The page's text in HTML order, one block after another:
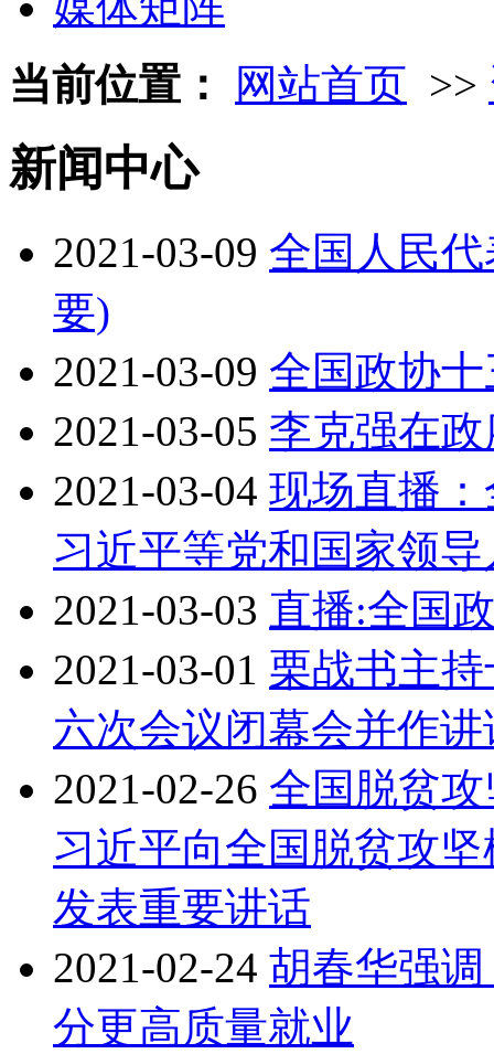
当前位置：
网站首页 >>
新闻中心
2021-03-09 全国人民
要)
2021-03-09 全国政协
2021-03-05 李克强在
2021-03-04 现场直播
习近平等党和国家领
2021-03-03 直播:全国
2021-03-01 栗战书主
六次会议闭幕会并作讲
2021-02-26 全国脱贫
习近平向全国脱贫攻
发表重要讲话
2021-02-24 胡春华强
分更高质量就业